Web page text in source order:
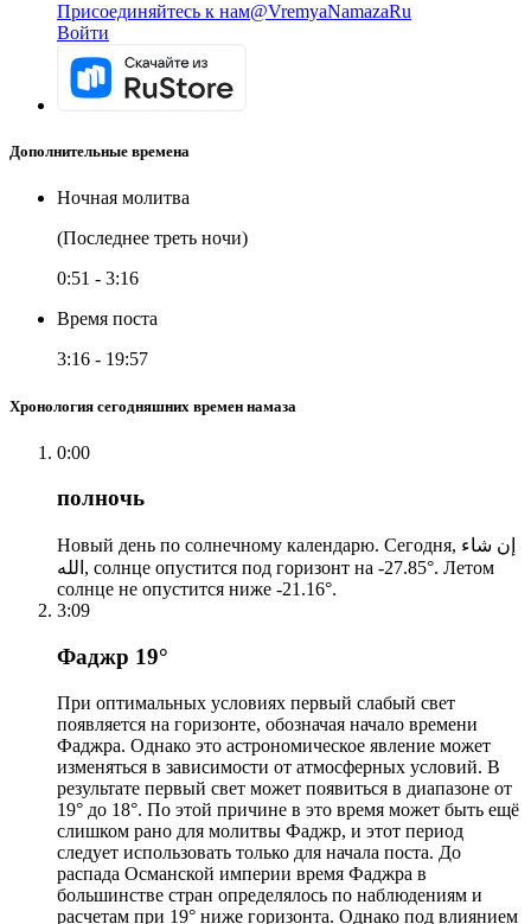
Присоединяйтесь к нам@VremyaNamazaRu
Войти
Дополнительные времена
Ночная молитва
(Последнее треть ночи)
0:51 - 3:16
Время поста
3:16 - 19:57
Хронология сегодняшних времен намаза
0:00
полночь
Новый день по солнечному календарю. Сегодня, إن شاء
الله, солнце опустится под горизонт на -27.85°. Летом
солнце не опустится ниже -21.16°.
3:09
Фаджр 19°
При оптимальных условиях первый слабый свет
появляется на горизонте, обозначая начало времени
Фаджра. Однако это астрономическое явление может
изменяться в зависимости от атмосферных условий. В
результате первый свет может появиться в диапазоне от
19° до 18°. По этой причине в это время может быть ещё
слишком рано для молитвы Фаджр, и этот период
следует использовать только для начала поста. До
распада Османской империи время Фаджра в
большинстве стран определялось по наблюдениям и
расчетам при 19° ниже горизонта. Однако под влиянием